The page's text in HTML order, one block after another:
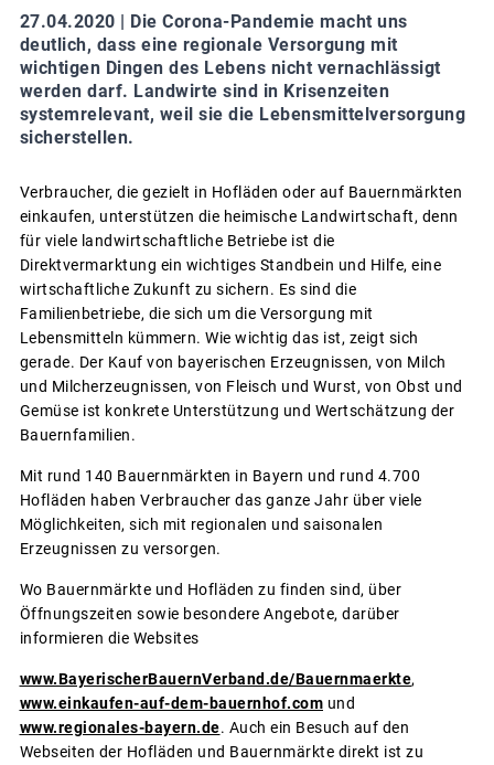
27.04.2020 | Die Corona-Pandemie macht uns
deutlich, dass eine regionale Versorgung mit
wichtigen Dingen des Lebens nicht vernachlässigt
werden darf. Landwirte sind in Krisenzeiten
systemrelevant, weil sie die Lebensmittelversorgung
sicherstellen.
Verbraucher, die gezielt in Hofläden oder auf Bauernmärkten
einkaufen, unterstützen die heimische Landwirtschaft, denn
für viele landwirtschaftliche Betriebe ist die
Direktvermarktung ein wichtiges Standbein und Hilfe, eine
wirtschaftliche Zukunft zu sichern. Es sind die
Familienbetriebe, die sich um die Versorgung mit
Lebensmitteln kümmern. Wie wichtig das ist, zeigt sich
gerade. Der Kauf von bayerischen Erzeugnissen, von Milch
und Milcherzeugnissen, von Fleisch und Wurst, von Obst und
Gemüse ist konkrete Unterstützung und Wertschätzung der
Bauernfamilien.
Mit rund 140 Bauernmärkten in Bayern und rund 4.700
Hofläden haben Verbraucher das ganze Jahr über viele
Möglichkeiten, sich mit regionalen und saisonalen
Erzeugnissen zu versorgen.
Wo Bauernmärkte und Hofläden zu finden sind, über
Öffnungszeiten sowie besondere Angebote, darüber
informieren die Websites
www.BayerischerBauernVerband.de/Bauernmaerkte,
www.einkaufen-auf-dem-bauernhof.com und
www.regionales-bayern.de. Auch ein Besuch auf den
Webseiten der Hofläden und Bauernmärkte direkt ist zu